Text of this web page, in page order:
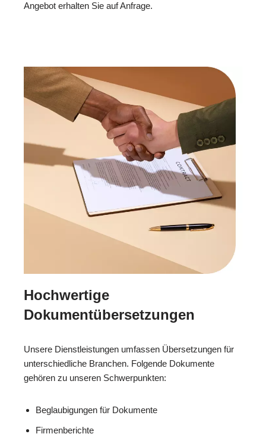
Angebot erhalten Sie auf Anfrage.
Hochwertige
Dokumentübersetzungen
Unsere Dienstleistungen umfassen Übersetzungen für
unterschiedliche Branchen. Folgende Dokumente
gehören zu unseren Schwerpunkten:
Beglaubigungen für Dokumente
Firmenberichte